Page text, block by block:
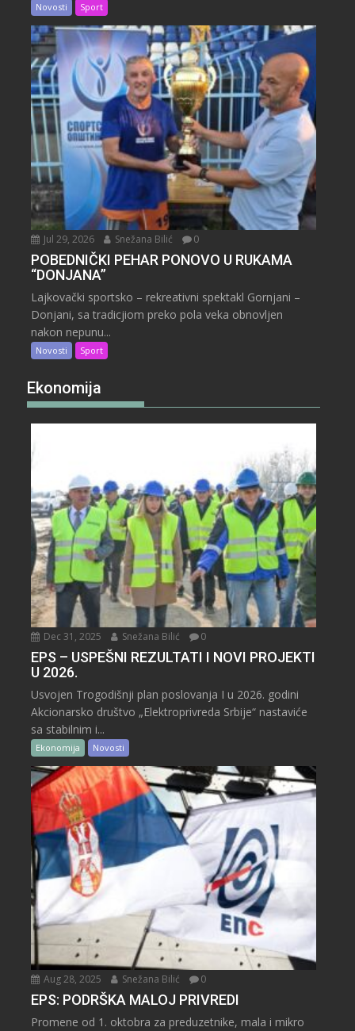
Novosti Sport
Jul 29, 2026 Snežana Bilić 0
POBEDNIČKI PEHAR PONOVO U RUKAMA
“DONJANA”
Lajkovački sportsko – rekreativni spektakl Gornjani –
Donjani, sa tradicjiom preko pola veka obnovljen
nakon nepunu...
Novosti Sport
Ekonomija
Dec 31, 2025 Snežana Bilić 0
EPS – USPEŠNI REZULTATI I NOVI PROJEKTI
U 2026.
Usvojen Trogodišnji plan poslovanja I u 2026. godini
Akcionarsko društvo „Elektroprivreda Srbije“ nastaviće
sa stabilnim i...
Ekonomija Novosti
Aug 28, 2025 Snežana Bilić 0
EPS: PODRŠKA MALOJ PRIVREDI
Promene od 1. oktobra za preduzetnike, mala i mikro